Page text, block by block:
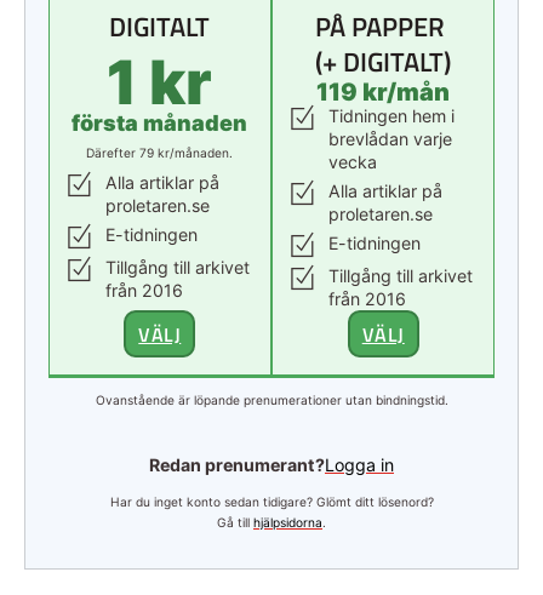
DIGITALT
1 kr
första månaden
Därefter 79 kr/månaden.
Alla artiklar på
proletaren.se
E-tidningen
Tillgång till arkivet
från 2016
VÄLJ
PÅ PAPPER
(+ DIGITALT)
119 kr/mån
Tidningen hem i
brevlådan varje
vecka
Alla artiklar på
proletaren.se
E-tidningen
Tillgång till arkivet
från 2016
VÄLJ
Ovanstående är löpande prenumerationer utan bindningstid.
Redan prenumerant?Logga in
Har du inget konto sedan tidigare? Glömt ditt lösenord?
Gå till hjälpsidorna.